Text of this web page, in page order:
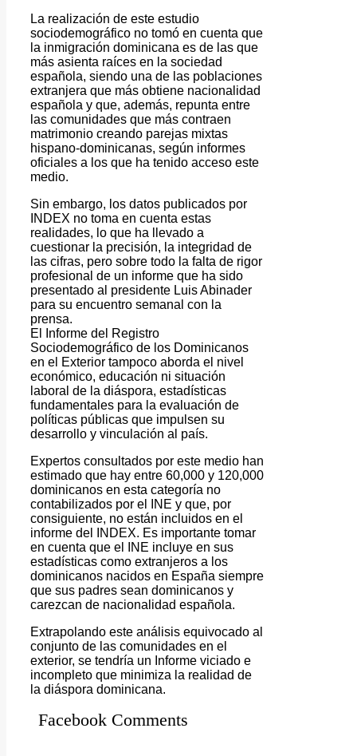
La realización de este estudio
sociodemográfico no tomó en cuenta que
la inmigración dominicana es de las que
más asienta raíces en la sociedad
española, siendo una de las poblaciones
extranjera que más obtiene nacionalidad
española y que, además, repunta entre
las comunidades que más contraen
matrimonio creando parejas mixtas
hispano-dominicanas, según informes
oficiales a los que ha tenido acceso este
medio.
Sin embargo, los datos publicados por
INDEX no toma en cuenta estas
realidades, lo que ha llevado a
cuestionar la precisión, la integridad de
las cifras, pero sobre todo la falta de rigor
profesional de un informe que ha sido
presentado al presidente Luis Abinader
para su encuentro semanal con la
prensa.
El Informe del Registro
Sociodemográfico de los Dominicanos
en el Exterior tampoco aborda el nivel
económico, educación ni situación
laboral de la diáspora, estadísticas
fundamentales para la evaluación de
políticas públicas que impulsen su
desarrollo y vinculación al país.
Expertos consultados por este medio han
estimado que hay entre 60,000 y 120,000
dominicanos en esta categoría no
contabilizados por el INE y que, por
consiguiente, no están incluidos en el
informe del INDEX. Es importante tomar
en cuenta que el INE incluye en sus
estadísticas como extranjeros a los
dominicanos nacidos en España siempre
que sus padres sean dominicanos y
carezcan de nacionalidad española.
Extrapolando este análisis equivocado al
conjunto de las comunidades en el
exterior, se tendría un Informe viciado e
incompleto que minimiza la realidad de
la diáspora dominicana.
Facebook Comments